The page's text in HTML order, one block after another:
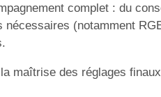
complet : du
(notamment
maîtrise des réglages